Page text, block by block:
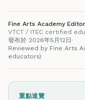
Fine Arts Academy
VTCT / ITEC certified
發布於 2026年5月12日 ·
Reviewed by Fine Arts
educators)
重點速覽